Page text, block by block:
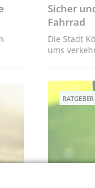
Sicher
Fahrrad
Die Stadt
ums
RATGEBER